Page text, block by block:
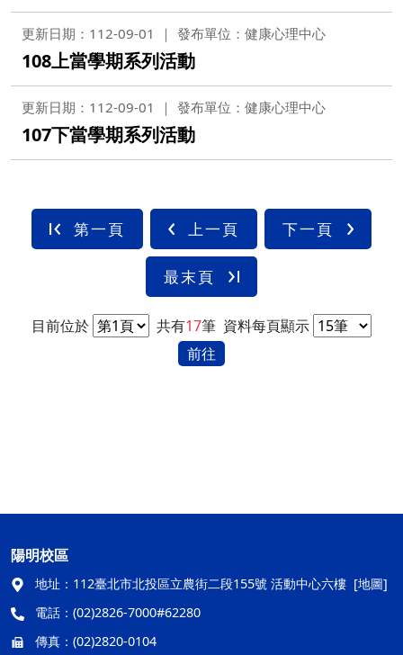
更新日期：112-09-01 發布單位：健康心理中心
108上當學期系列活動
更新日期：112-09-01 發布單位：健康心理中心
107下當學期系列活動
第一頁 上一頁 下一頁
最末頁
目前位於 共有17筆 資料每頁顯示
前往
陽明校區
地址： 112臺北市北投區立農街二段155號 活動中心六樓 [地圖]
電話： (02)2826-7000#62280
傳真： (02)2820-0104